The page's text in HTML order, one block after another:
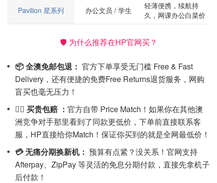
Pavilion 星系列 办公文员 / 学生
轻薄便携，续航持
久，网课办公白菜价
🛡️ 为什么推荐在HP官网买？
📦 全澳免邮包退： 官方下单享受无门槛 Free & Fast
Delivery，还有便捷的免费Free Returns退货服务，网购
盲买也毫无压力！
🙋‍♀️ 买贵包赔 ： 官方自带 Price Match！如果你在其他澳
洲竞争对手那里看到了同款更低价，下单前直接联系客
服，HP直接给你Match！保证你买到的就是全网最低价！
💳 无痛分期换新机： 预算有点紧？没关系！官网支持
Afterpay、ZipPay 等灵活的免息分期付款，直接先拿机子
后付款！